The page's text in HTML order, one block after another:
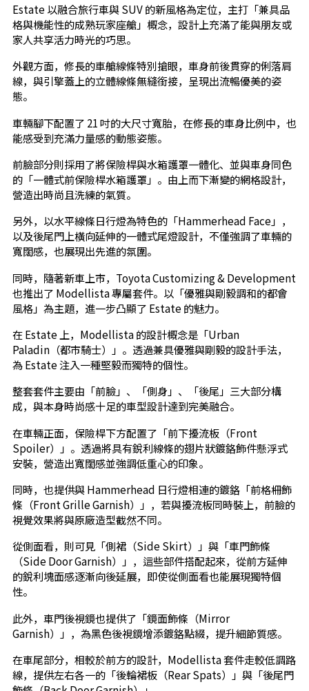
Estate 以融合旅行車與 SUV 的新風格為定位，主打「兼具品
格與機能性的成熟玩家座艙」概念，設計上充滿了能與朋友或
家人共享活力時光的巧思。
外觀方面，修長的車艙線條特別搶眼，車身前後貫穿的俐落肩
線，與引擎蓋上的立體線條無縫銜接，呈現出流暢優美的姿
態。
車輛腳下配置了 21 吋的大尺寸寬胎，在修長的車身比例中，也
能感受到充滿力量感的動態姿態。
前臉部分則採用了將保險桿與水箱護罩一體化、並與車身同色
的「一體式前保險桿水箱護罩」。由上而下漸變的網格設計，
營造出時尚且洗練的氣質。
另外，以水平線條日行燈為特色的「Hammerhead Face」，
以及後尾門上橫向延伸的一體式尾燈設計，不僅強調了車輛的
寬闊感，也展現出先進的氛圍。
同時，隨著新車上市，Toyota Customizing & Development
也推出了 Modellista 專屬套件。以「優雅與剛毅調和的都會
風格」為主題，進一步凸顯了 Estate 的魅力。
在 Estate 上，Modellista 的設計概念是「Urban
Paladin（都市騎士）」。透過兼具優雅與剛毅的設計手法，
為 Estate 注入一種堅毅而獨特的個性。
整套套件主要由「前臉」、「側身」、「後尾」三大部分構
成，與本身時尚感十足的車型設計達到完美融合。
在車輛正面，保險桿下方配置了「前下擾流板（Front
Spoiler）」。透過將具有銳利線條的翅片狀鍍鉻飾件懸浮式
安裝，營造出寬闊感並強調低重心的印象。
同時，也提供與 Hammerhead 日行燈相連的鍍鉻「前格柵飾
條（Front Grille Garnish）」，若與擾流板同時裝上，前臉的
視覺效果將與原廠造型截然不同。
從側面看，則可見「側裙（Side Skirt）」與「車門飾條
（Side Door Garnish）」，這些部件搭配起來，從前方延伸
的銳利塊面感逐漸向後延展，即使從側面看也能展現獨特個
性。
此外，車門後視鏡也提供了「鏡面飾條（Mirror
Garnish）」，為黑色後視鏡增添鍍鉻點綴，提升細節質感。
在車尾部分，相較於前方的設計，Modellista 套件走較低調路
線，提供左右各一的「後輪裙板（Rear Spats）」與「後尾門